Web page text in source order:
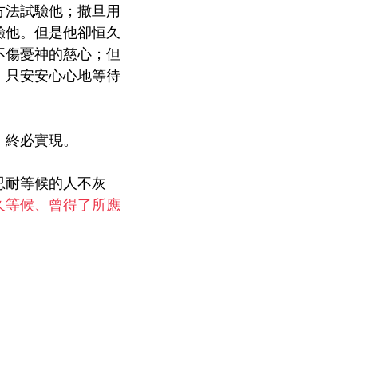
試驗他；撒旦用
。但是他卻恒久
憂神的慈心；但
安安心心地等待
必實現。
等候的人不灰
候、曾得了所應